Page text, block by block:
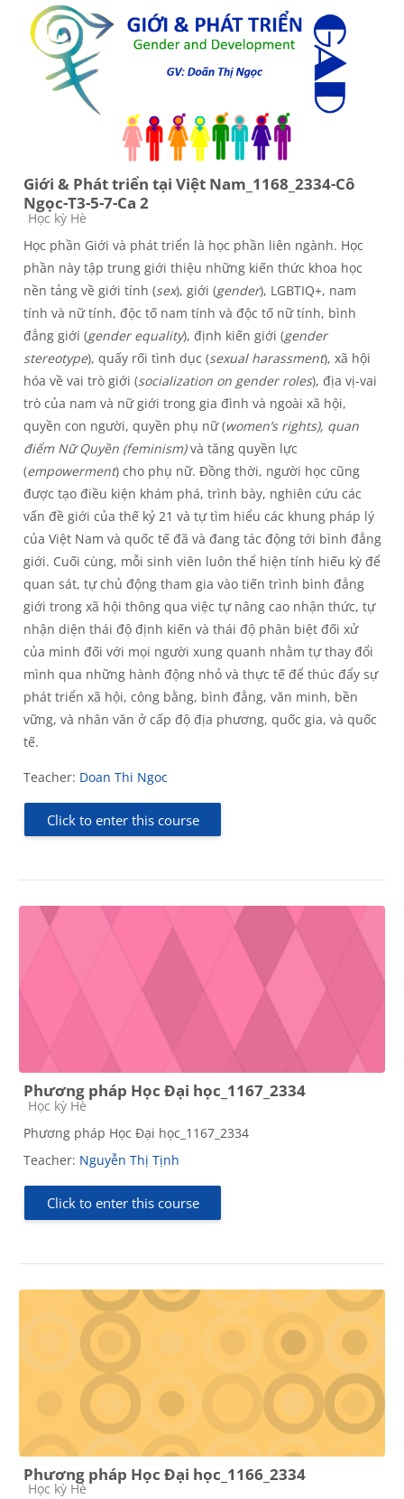
Giới & Phát triển tại Việt Nam_1168_2334-Cô
Ngọc-T3-5-7-Ca 2
Course category
Học kỳ Hè
Học phần Giới và phát triển là học phần liên ngành. Học
phần này tập trung giới thiệu những kiến thức khoa học
nền tảng về giới tính (sex), giới (gender), LGBTIQ+, nam
tính và nữ tính, độc tố nam tính và độc tố nữ tính, bình
đẳng giới (gender equality), định kiến giới (gender
stereotype), quấy rối tình dục (sexual harassment), xã hội
hóa về vai trò giới (socialization on gender roles), địa vị-vai
trò của nam và nữ giới trong gia đình và ngoài xã hội,
quyền con người, quyền phụ nữ (women’s rights), quan
điểm Nữ Quyền (feminism)và tăng quyền lực
(empowerment) cho phụ nữ. Đồng thời, người học cũng
được tạo điều kiện khám phá, trình bày, nghiên cứu các
vấn đề giới của thế kỷ 21 và tự tìm hiểu các khung pháp lý
của Việt Nam và quốc tế đã và đang tác động tới bình đẳng
giới. Cuối cùng, mỗi sinh viên luôn thể hiện tính hiếu kỳ để
quan sát, tự chủ động tham gia vào tiến trình bình đẳng
giới trong xã hội thông qua việc tự nâng cao nhận thức, tự
nhận diện thái độ định kiến và thái độ phân biệt đối xử
của mình đối với mọi người xung quanh nhằm tự thay đổi
mình qua những hành động nhỏ và thực tế để thúc đẩy sự
phát triển xã hội, công bằng, bình đẳng, văn minh, bền
vững, và nhân văn ở cấp độ địa phương, quốc gia, và quốc
tế.
Teacher: Doan Thi Ngoc
Click to enter this course
Phương pháp Học Đại học_1167_2334
Course category
Học kỳ Hè
Phương pháp Học Đại học_1167_2334
Teacher: Nguyễn Thị Tịnh
Click to enter this course
Phương pháp Học Đại học_1166_2334
Course category
Học kỳ Hè